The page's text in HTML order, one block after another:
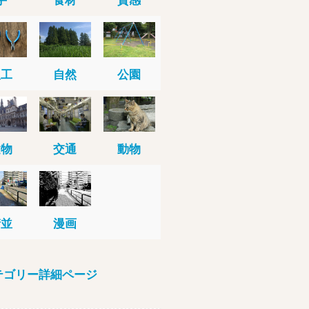
自然 公園
交通 動物
漫画
ゴリー詳細ページ